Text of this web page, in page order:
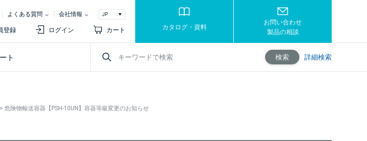
よくある質問 会社情報
登録 ログイン カート カタログ・資料
お問い合わせ
製品の相談
ト 検索 詳細検索
> 危険物輸送容器【PSH-10UN】容器等級変更のお知らせ